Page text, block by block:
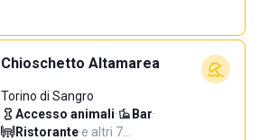
Chioschetto Altamarea
Torino di Sangro
Accesso animali· Bar·
Ristorante·e altri 7…